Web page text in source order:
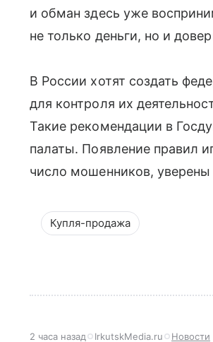
и обман здесь уже
не только деньги, но и
В России хотят создать
для контроля их
Такие рекомендации в
палаты. Появление правил
число мошенников, уверены
Купля-продажа
2 часа назад IrkutskMedia.ru Новости